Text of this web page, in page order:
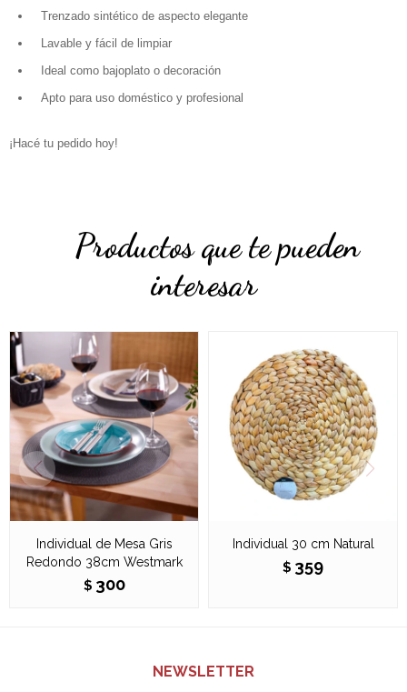
Trenzado sintético de aspecto elegante
Lavable y fácil de limpiar
Ideal como bajoplato o decoración
Apto para uso doméstico y profesional
¡Hacé tu pedido hoy!
Productos que te pueden
interesar
Individual de Mesa Gris
Redondo 38cm Westmark
$ 300
Individual 30 cm Natural
$ 359
NEWSLETTER